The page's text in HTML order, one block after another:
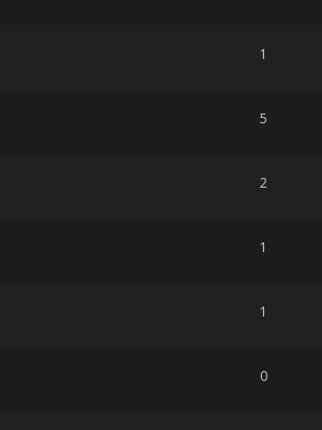
1
5
2
1
1
0